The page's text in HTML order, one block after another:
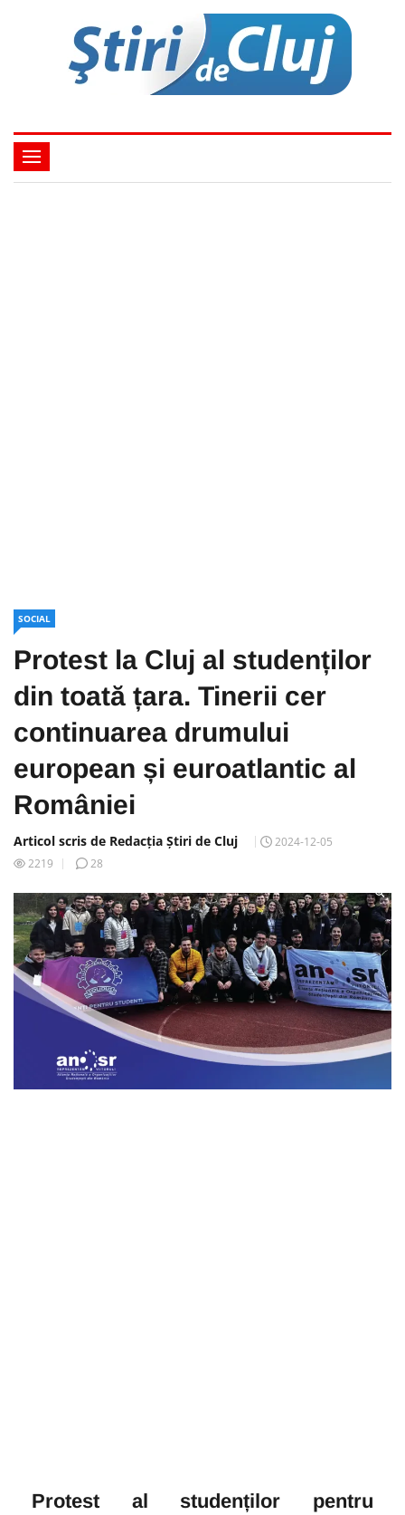
SOCIAL
Protest la Cluj al studenților
din toată țara. Tinerii cer
continuarea drumului
european și euroatlantic al
României
Articol scris de Redacția Știri de Cluj
2024-12-05
2219
28
Protest al studenților pentru